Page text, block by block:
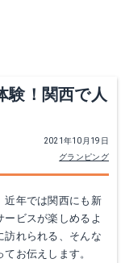
験！関西で人
2021年10月19日
グランピング
近年では関西にも新
ビスが楽しめるよ
訪れられる、そんな
お伝えします。